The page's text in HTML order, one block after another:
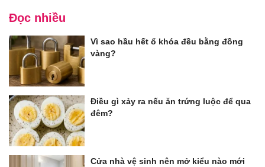
Đọc nhiều
Vì sao hầu hết ổ khóa đều bằng đồng
vàng?
Điều gì xảy ra nếu ăn trứng luộc để qua
đêm?
Cửa nhà vệ sinh nên mở kiểu nào mới